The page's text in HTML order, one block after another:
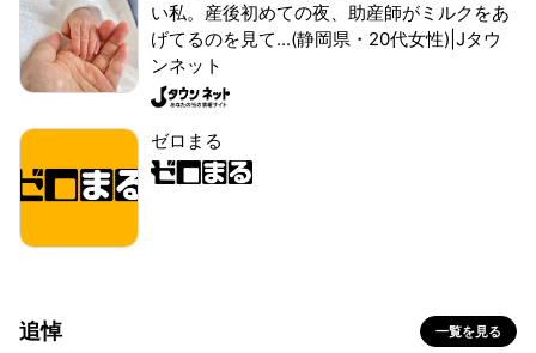
い私。産後初めての夜、助産師がミルクをあ
げてるのを見て...(静岡県・20代女性)|Jタウ
ンネット
ゼロまる
追悼 一覧を見る